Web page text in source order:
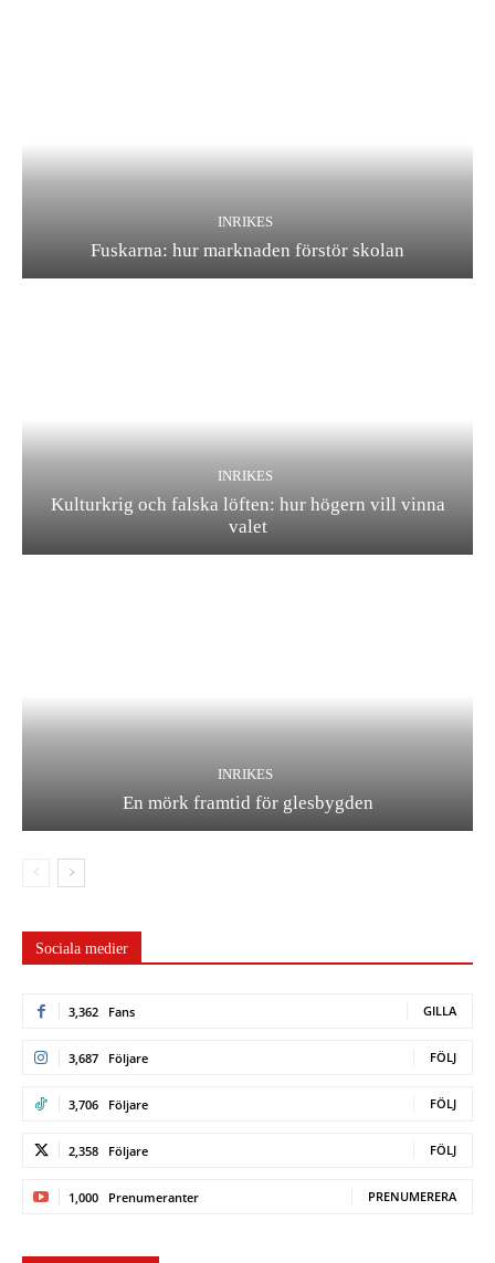
INRIKES
Fuskarna: hur marknaden förstör skolan
INRIKES
Kulturkrig och falska löften: hur högern vill vinna
valet
INRIKES
En mörk framtid för glesbygden
Sociala medier
3,362 Fans GILLA
3,687 Följare FÖLJ
3,706 Följare FÖLJ
2,358 Följare FÖLJ
1,000 Prenumeranter PRENUMERERA